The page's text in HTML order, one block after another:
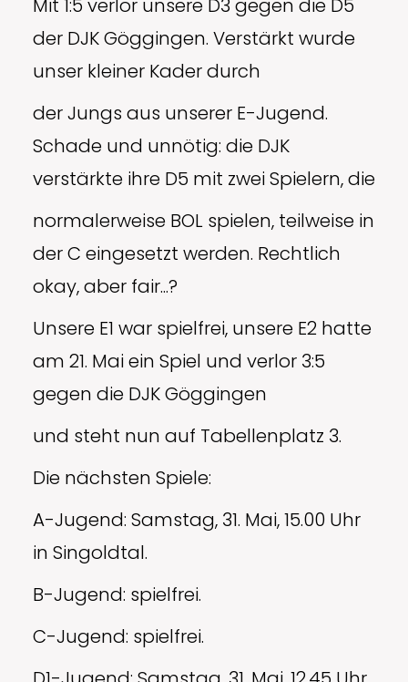
der DJK Göggingen. Verstärkt wurde
unser kleiner Kader durch
der Jungs aus unserer E-Jugend.
Schade und unnötig: die DJK
verstärkte ihre D5 mit zwei Spielern, die
normalerweise BOL spielen, teilweise in
der C eingesetzt werden. Rechtlich
okay, aber fair...?
Unsere E1 war spielfrei, unsere E2 hatte
am 21. Mai ein Spiel und verlor 3:5
gegen die DJK Göggingen
und steht nun auf Tabellenplatz 3.
Die nächsten Spiele:
A-Jugend: Samstag, 31. Mai, 15.00 Uhr
in Singoldtal.
B-Jugend: spielfrei.
C-Jugend: spielfrei.